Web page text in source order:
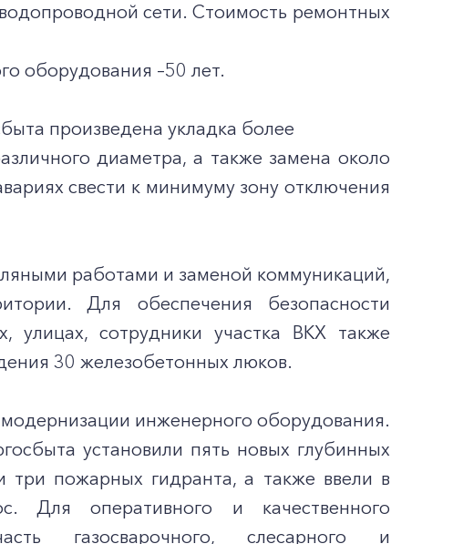
сети. Стоимость ремонтных
оборудования –50 лет.
произведена укладка более
диаметра, а также замена около
свести к минимуму зону отключения
работами и заменой коммуникаций,
Для обеспечения безопасности
сотрудники участка ВКХ также
30 железобетонных люков.
инженерного оборудования.
установили пять новых глубинных
три пожарных гидранта, а также ввели в
Для оперативного и качественного
газосварочного, слесарного и